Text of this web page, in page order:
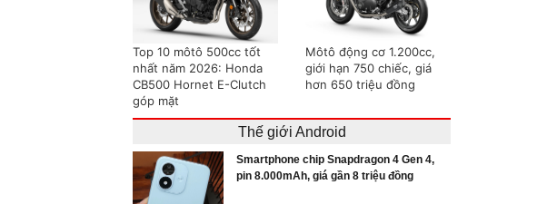
Top 10 môtô 500cc tốt
nhất năm 2026: Honda
CB500 Hornet E-Clutch
góp mặt
Môtô động cơ 1.200cc,
giới hạn 750 chiếc, giá
hơn 650 triệu đồng
Thế giới Android
Smartphone chip Snapdragon 4 Gen 4,
pin 8.000mAh, giá gần 8 triệu đồng